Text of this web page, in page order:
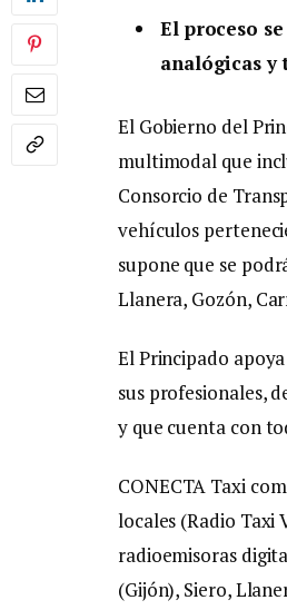
El proceso
analógicas y
El Gobierno del
multimodal que
Consorcio de
vehículos
supone que se
Llanera, Gozón,
El Principado
sus profesionales,
y que cuenta con
CONECTA Taxi
locales (Radio Taxi
radioemisoras
(Gijón), Siero,